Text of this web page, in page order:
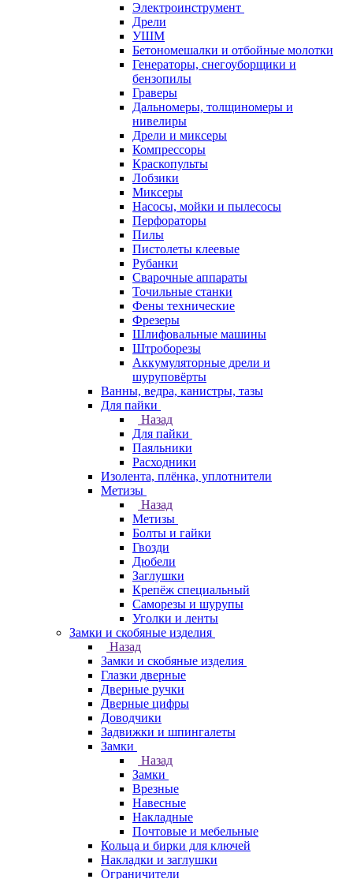
Электроинструмент
Дрели
УШМ
Бетономешалки и отбойные молотки
Генераторы, снегоуборщики и
бензопилы
Граверы
Дальномеры, толщиномеры и
нивелиры
Дрели и миксеры
Компрессоры
Краскопульты
Лобзики
Миксеры
Насосы, мойки и пылесосы
Перфораторы
Пилы
Пистолеты клеевые
Рубанки
Сварочные аппараты
Точильные станки
Фены технические
Фрезеры
Шлифовальные машины
Штроборезы
Аккумуляторные дрели и
шуруповёрты
Ванны, ведра, канистры, тазы
Для пайки
Назад
Для пайки
Паяльники
Расходники
Изолента, плёнка, уплотнители
Метизы
Назад
Метизы
Болты и гайки
Гвозди
Дюбели
Заглушки
Крепёж специальный
Саморезы и шурупы
Уголки и ленты
Замки и скобяные изделия
Назад
Замки и скобяные изделия
Глазки дверные
Дверные ручки
Дверные цифры
Доводчики
Задвижки и шпингалеты
Замки
Назад
Замки
Врезные
Навесные
Накладные
Почтовые и мебельные
Кольца и бирки для ключей
Накладки и заглушки
Ограничители